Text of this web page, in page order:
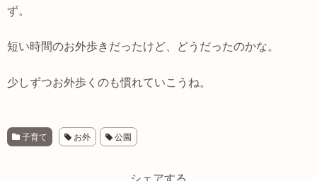
ず。
短い時間のお外歩きだったけど、どうだったのかな。
少しずつお外歩くのも慣れていこうね。
子育て お外 公園
シェアする